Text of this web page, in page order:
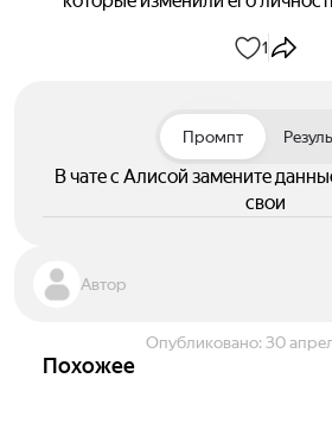
1
Промпт
В чате с Алисой замените
свои
Автор
Опубликовано: 30
Похожее